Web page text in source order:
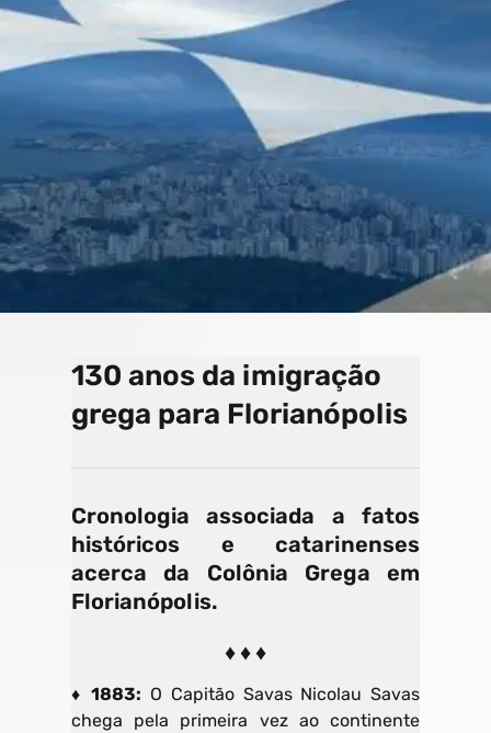
k
p
s
C
h
a
n
n
el
130 anos da imigração
grega para Florianópolis
Cronologia associada a fatos
históricos e catarinenses
acerca da Colônia Grega em
Florianópolis.
♦ ♦ ♦
♦ 1883: O Capitão Savas Nicolau Savas
chega pela primeira vez ao continente